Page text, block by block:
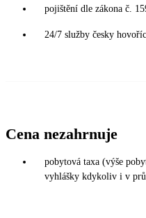
pojištění dle zákona č.
24/7 služby česky
Cena nezahrnuje
pobytová taxa (výše
vyhlášky kdykoliv i v